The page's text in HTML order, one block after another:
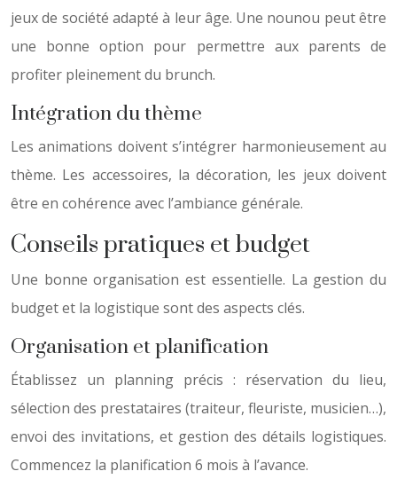
jeux de société adapté à leur âge. Une nounou peut être
une bonne option pour permettre aux parents de
profiter pleinement du brunch.
Intégration du thème
Les animations doivent s’intégrer harmonieusement au
thème. Les accessoires, la décoration, les jeux doivent
être en cohérence avec l’ambiance générale.
Conseils pratiques et budget
Une bonne organisation est essentielle. La gestion du
budget et la logistique sont des aspects clés.
Organisation et planification
Établissez un planning précis : réservation du lieu,
sélection des prestataires (traiteur, fleuriste, musicien…),
envoi des invitations, et gestion des détails logistiques.
Commencez la planification 6 mois à l’avance.